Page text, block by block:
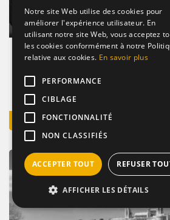
L'Atelier du Bourbignon
Lyon 7 (69007)
Nombre de places : 2-40 pers.
VOIR
BAR / RESTAURANT DE NUIT TERRASSE
Notre site Web utilise des cookies pour
améliorer l'expérience utilisateur. En
utilisant notre site Web, vous acceptez
les cookies conformément à notre
relative aux cookies. En savoir plus
PERFORMANCE
CIBLAGE
FONCTIONNALITÉ
NON CLASSIFIÉS
ACCEPTER TOUT REFUSER
AFFICHER LES DÉTAILS